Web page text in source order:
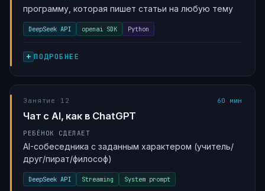
программу, которая пишет статьи на любую тему
DeepSeek API openai SDK Python
ПОДРОБНЕЕ
Занятие 12 60 мин
Чат с AI, как в ChatGPT
РЕБЁНОК СДЕЛАЕТ
AI-собеседника с заданным характером (учитель/
друг/пират/философ)
DeepSeek API Streaming System prompt